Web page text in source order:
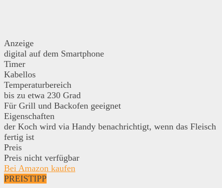
Anzeige
digital auf dem Smartphone
Timer
Kabellos
Temperaturbereich
bis zu etwa 230 Grad
Für Grill und Backofen geeignet
Eigenschaften
der Koch wird via Handy benachrichtigt, wenn das Fleisch
fertig ist
Preis
Preis nicht verfügbar
Bei Amazon kaufen
PREISTIPP